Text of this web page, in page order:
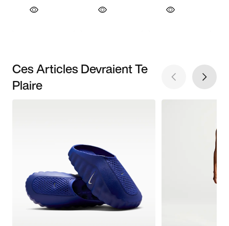
Ces Articles Devraient Te
Plaire